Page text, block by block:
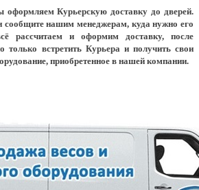
Курьерскую доставку до дверей.
сообщите нашим менеджерам, куда нужно его
рассчитаем и оформим доставку, после
только встретить Курьера и получить свои
приобретенное в нашей компании.